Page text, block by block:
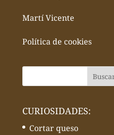
Martí Vicente
Política de cookies
CURIOSIDADES:
Cortar queso